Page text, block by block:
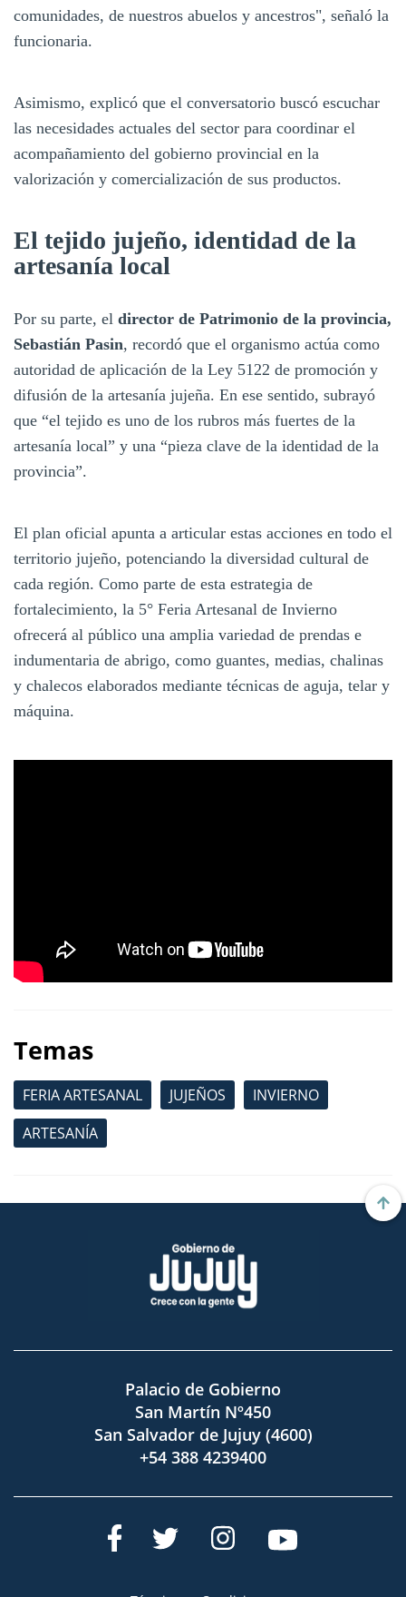
comunidades, de nuestros abuelos y ancestros", señaló la
funcionaria.
Asimismo, explicó que el conversatorio buscó escuchar
las necesidades actuales del sector para coordinar el
acompañamiento del gobierno provincial en la
valorización y comercialización de sus productos.
El tejido jujeño, identidad de la
artesanía local
Por su parte, el director de Patrimonio de la provincia,
Sebastián Pasin, recordó que el organismo actúa como
autoridad de aplicación de la Ley 5122 de promoción y
difusión de la artesanía jujeña. En ese sentido, subrayó
que “el tejido es uno de los rubros más fuertes de la
artesanía local” y una “pieza clave de la identidad de la
provincia”.
El plan oficial apunta a articular estas acciones en todo el
territorio jujeño, potenciando la diversidad cultural de
cada región. Como parte de esta estrategia de
fortalecimiento, la 5° Feria Artesanal de Invierno
ofrecerá al público una amplia variedad de prendas e
indumentaria de abrigo, como guantes, medias, chalinas
y chalecos elaborados mediante técnicas de aguja, telar y
máquina.
Temas
FERIA ARTESANAL JUJEÑOS
INVIERNO
ARTESANÍA
Palacio de Gobierno
San Martín Nº450
San Salvador de Jujuy (4600)
+54 388 4239400